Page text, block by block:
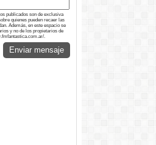
publicados son de exclusiva
quienes pueden recaer las
Además, en este espacio se
y no de los propietarios de
.
Enviar mensaje